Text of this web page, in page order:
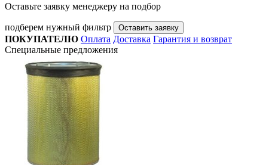
Оставьте заявку менеджеру на подбор
подберем нужный фильтр Оставить заявку
ПОКУПАТЕЛЮ Оплата Доставка Гарантия и возврат
Специальные предложения